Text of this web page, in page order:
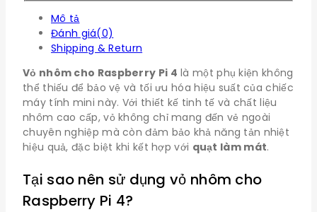
Mô tả
Đánh giá(0)
Shipping & Return
Vỏ nhôm cho Raspberry Pi 4 là một phụ kiện không
thể thiếu để bảo vệ và tối ưu hóa hiệu suất của chiếc
máy tính mini này. Với thiết kế tinh tế và chất liệu
nhôm cao cấp, vỏ không chỉ mang đến vẻ ngoài
chuyên nghiệp mà còn đảm bảo khả năng tản nhiệt
hiệu quả, đặc biệt khi kết hợp với quạt làm mát.
Tại sao nên sử dụng vỏ nhôm cho
Raspberry Pi 4?